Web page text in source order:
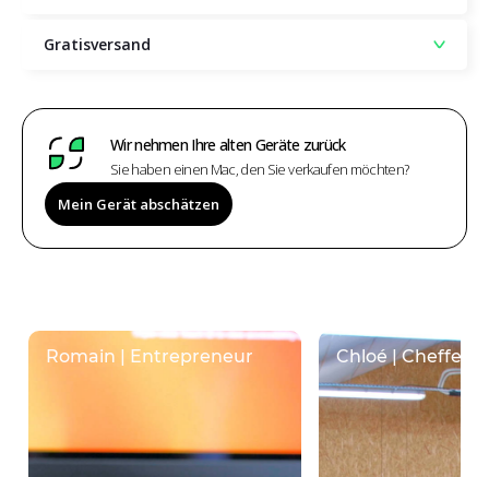
Gratisversand
Wir nehmen Ihre alten Geräte zurück
Sie haben einen Mac, den Sie verkaufen möchten?
Mein Gerät abschätzen